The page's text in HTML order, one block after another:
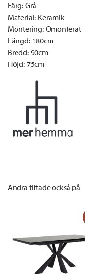
Färg: Grå
Material: Keramik
Montering: Omonterat
Längd: 180cm
Bredd: 90cm
Höjd: 75cm
Andra tittade också på